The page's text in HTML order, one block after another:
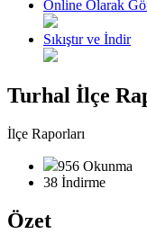
Online Olarak
Sıkıştır ve İndir
Turhal İlçe
İlçe Raporları
956 Okunma
38 İndirme
Özet